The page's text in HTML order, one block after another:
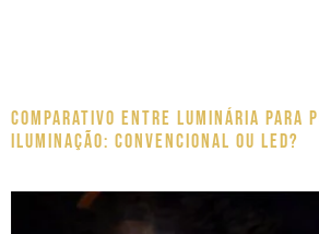
Comparativo entre luminária para
iluminação: Convencional ou LED?